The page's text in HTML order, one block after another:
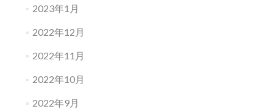
2023年1月
2022年12月
2022年11月
2022年10月
2022年9月